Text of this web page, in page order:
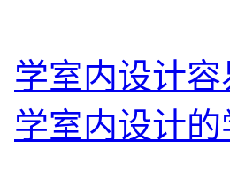
学室内设计
学室内设计